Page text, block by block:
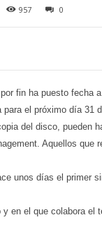
957 0
fin ha puesto fecha
el próximo día 31
del disco, pueden
Aquellos que
unos días el primer
en el que colabora el